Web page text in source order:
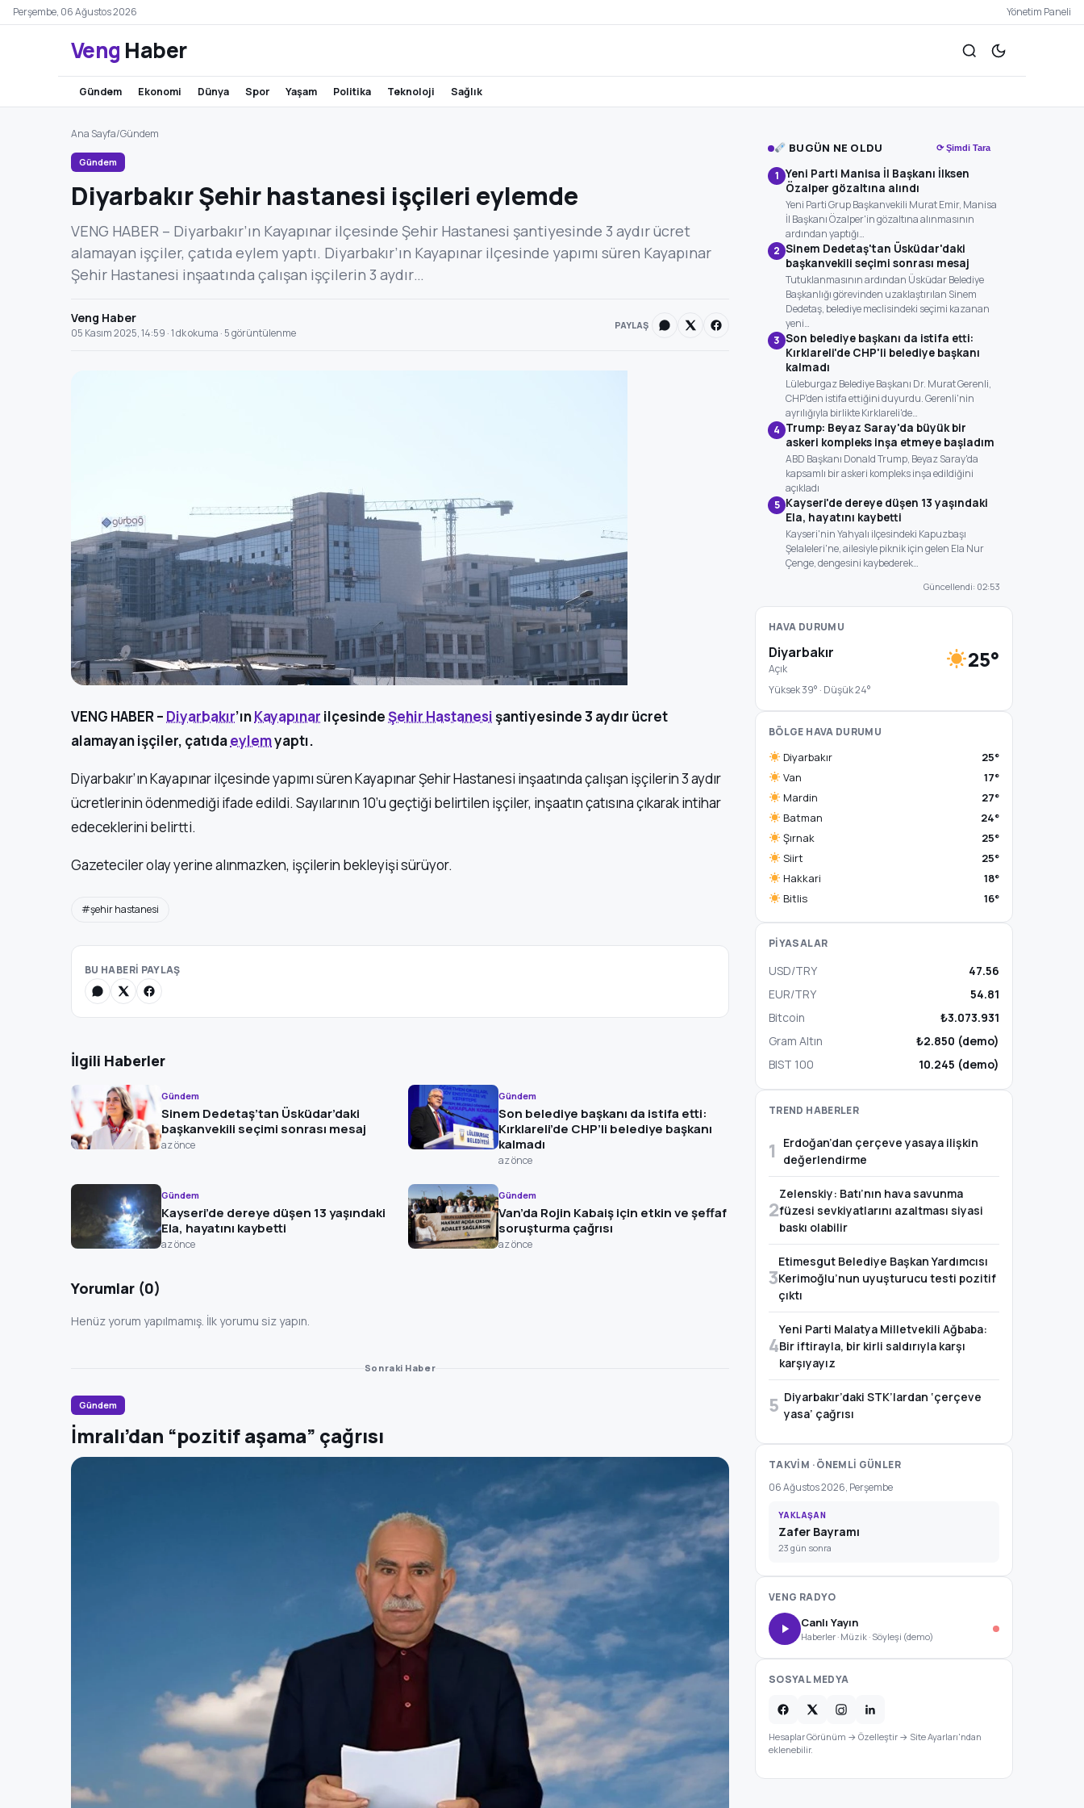
Perşembe, 06 Ağustos 2026 Yönetim Paneli
Veng Haber
gündem ekonomi dünya spor yaşam politika teknoloji sağlık
Ana Sayfa/Gündem
Gündem
Diyarbakır Şehir hastanesi işçileri eylemde
VENG HABER – Diyarbakır’ın Kayapınar ilçesinde Şehir Hastanesi şantiyesinde 3 aydır ücret
alamayan işçiler, çatıda eylem yaptı. Diyarbakır’ın Kayapınar ilçesinde yapımı süren Kayapınar
Şehir Hastanesi inşaatında çalışan işçilerin 3 aydır…
Veng Haber
05 Kasım 2025, 14:59 · 1 dk okuma · 5 görüntülenme
PAYLAŞ
VENG HABER – Diyarbakır’ınKayapınar ilçesindeŞehir Hastanesişantiyesinde 3 aydır ücret
alamayan işçiler, çatıdaeylemyaptı.
Diyarbakır’ın Kayapınar ilçesinde yapımı süren Kayapınar Şehir Hastanesi inşaatında çalışan işçilerin 3 aydır
ücretlerinin ödenmediği ifade edildi. Sayılarının 10’u geçtiği belirtilen işçiler, inşaatın çatısına çıkarak intihar
edeceklerini belirtti.
Gazeteciler olay yerine alınmazken, işçilerin bekleyişi sürüyor.
#şehir hastanesi
BU HABERİ PAYLAŞ
İlgili Haberler
Gündem
Sinem Dedetaş’tan Üsküdar’daki
başkanvekili seçimi sonrası mesaj
az önce
Gündem
Son belediye başkanı da istifa etti:
Kırklareli’de CHP’li belediye başkanı
kalmadı
az önce
Gündem
Kayseri’de dereye düşen 13 yaşındaki
Ela, hayatını kaybetti
az önce
Gündem
Van’da Rojin Kabaiş için etkin ve şeffaf
soruşturma çağrısı
az önce
Yorumlar (0)
Henüz yorum yapılmamış. İlk yorumu siz yapın.
Sonraki Haber
Gündem
İmralı’dan “pozitif aşama” çağrısı
BUGÜN NE OLDU ⟳ Şimdi Tara
1 Yeni Parti Manisa İl Başkanı İlksen
Özalper gözaltına alındı
Yeni Parti Grup Başkanvekili Murat Emir, Manisa
İl Başkanı Özalper'in gözaltına alınmasının
ardından yaptığı…
2 Sinem Dedetaş'tan Üsküdar'daki
başkanvekili seçimi sonrası mesaj
Tutuklanmasının ardından Üsküdar Belediye
Başkanlığı görevinden uzaklaştırılan Sinem
Dedetaş, belediye meclisindeki seçimi kazanan
yeni…
3 Son belediye başkanı da istifa etti:
Kırklareli'de CHP'li belediye başkanı
kalmadı
Lüleburgaz Belediye Başkanı Dr. Murat Gerenli,
CHP'den istifa ettiğini duyurdu. Gerenli'nin
ayrılığıyla birlikte Kırklareli'de…
4 Trump: Beyaz Saray'da büyük bir
askeri kompleks inşa etmeye başladım
ABD Başkanı Donald Trump, Beyaz Saray'da
kapsamlı bir askeri kompleks inşa edildiğini
açıkladı
5 Kayseri'de dereye düşen 13 yaşındaki
Ela, hayatını kaybetti
Kayseri'nin Yahyalı ilçesindeki Kapuzbaşı
Şelaleleri'ne, ailesiyle piknik için gelen Ela Nur
Çenge, dengesini kaybederek…
Güncellendi: 02:53
HAVA DURUMU
Diyarbakır
Açık 25°
Yüksek 39° · Düşük 24°
BÖLGE HAVA DURUMU
Diyarbakır
25°
Van
17°
Mardin
27°
Batman
24°
Şırnak
25°
Siirt
25°
Hakkari
18°
Bitlis
16°
PİYASALAR
USD/TRY
47.56
EUR/TRY
54.81
Bitcoin
₺3.073.931
Gram Altın
₺2.850 (demo)
BIST 100
10.245 (demo)
TREND HABERLER
1
Erdoğan’dan çerçeve yasaya ilişkin
değerlendirme
2
Zelenskiy: Batı’nın hava savunma
füzesi sevkiyatlarını azaltması siyasi
baskı olabilir
3
Etimesgut Belediye Başkan Yardımcısı
Kerimoğlu’nun uyuşturucu testi pozitif
çıktı
4
Yeni Parti Malatya Milletvekili Ağbaba:
Bir iftirayla, bir kirli saldırıyla karşı
karşıyayız
5 Diyarbakır’daki STK’lardan ‘çerçeve
yasa’ çağrısı
TAKVİM · ÖNEMLİ GÜNLER
06 Ağustos 2026, Perşembe
YAKLAŞAN
Zafer Bayramı
23 gün sonra
VENG RADYO
Canlı Yayın
Haberler · Müzik · Söyleşi (demo)
SOSYAL MEDYA
Hesaplar Görünüm → Özelleştir → Site Ayarları'ndan
eklenebilir.